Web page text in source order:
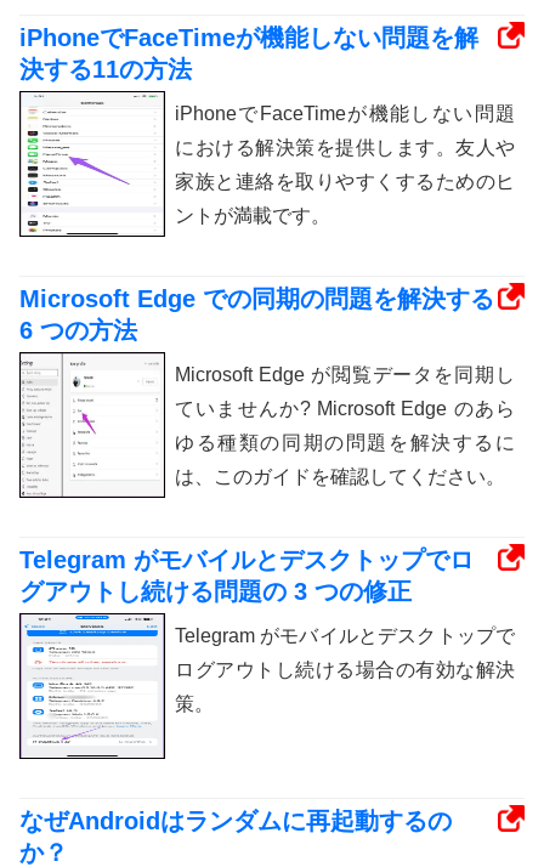
iPhoneでFaceTimeが機能しない問題を解
決する11の方法
iPhoneでFaceTimeが機能しない問題
における解決策を提供します。友人や
家族と連絡を取りやすくするためのヒ
ントが満載です。
Microsoft Edge での同期の問題を解決する
6 つの方法
Microsoft Edge が閲覧データを同期し
ていませんか? Microsoft Edge のあら
ゆる種類の同期の問題を解決するに
は、このガイドを確認してください。
Telegram がモバイルとデスクトップでロ
グアウトし続ける問題の 3 つの修正
Telegram がモバイルとデスクトップで
ログアウトし続ける場合の有効な解決
策。
なぜAndroidはランダムに再起動するの
か？